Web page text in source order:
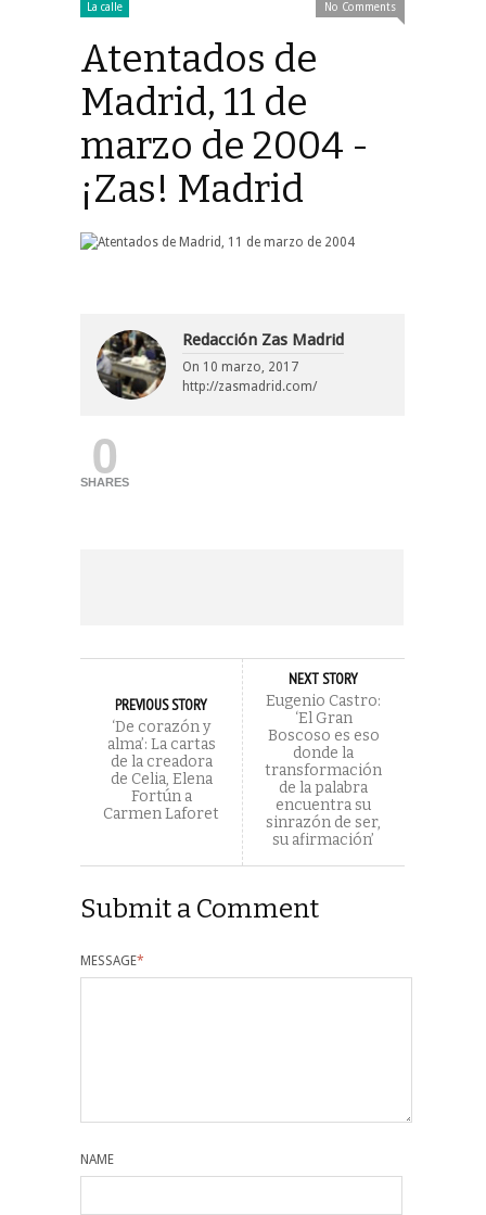
La calle No Comments
Atentados de
Madrid, 11 de
marzo de 2004 -
¡Zas! Madrid
Redacción Zas Madrid
On 10 marzo, 2017
http://zasmadrid.com/
0
SHARES
PREVIOUS STORY
‘De corazón y
alma’: La cartas
de la creadora
de Celia, Elena
Fortún a
Carmen Laforet
NEXT STORY
Eugenio Castro:
‘El Gran
Boscoso es eso
donde la
transformación
de la palabra
encuentra su
sinrazón de ser,
su afirmación’
Submit a Comment
MESSAGE*
NAME